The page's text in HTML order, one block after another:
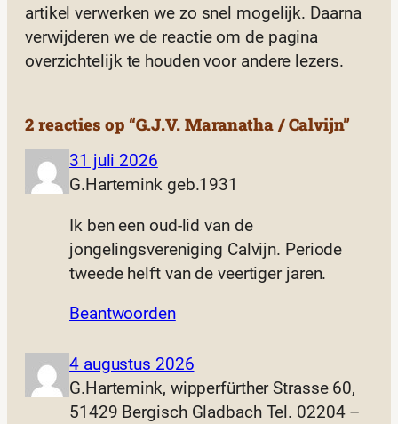
artikel verwerken we zo snel mogelijk. Daarna
verwijderen we de reactie om de pagina
overzichtelijk te houden voor andere lezers.
2 reacties op “G.J.V. Maranatha / Calvijn”
31 juli 2026
G.Hartemink geb.1931
Ik ben een oud-lid van de
jongelingsvereniging Calvijn. Periode
tweede helft van de veertiger jaren.
Beantwoorden
4 augustus 2026
G.Hartemink, wipperfürther Strasse 60,
51429 Bergisch Gladbach Tel. 02204 –